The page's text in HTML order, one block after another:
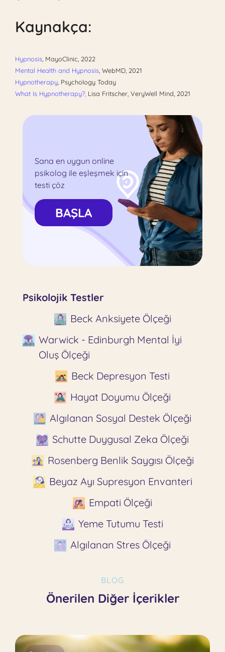
Kaynakça:
Hypnosis MayoClinic, 2022
Mental Health and Hypnosis WebMD, 2021
Hypnotherapy , Psychology Today
What Is Hypnotherapy? Lisa Fritscher, VeryWell Mind, 2021
Sana en uygun online
psikolog ile eşleşmek için
testi çöz
BAŞLA
Psikolojik Testler
Beck Anksiyete Ölçeği
Warwick - Edinburgh Mental İyi
Oluş Ölçeği
Beck Depresyon Testi
Hayat Doyumu Ölçeği
Algılanan Sosyal Destek Ölçeği
Schutte Duygusal Zeka Ölçeği
Rosenberg Benlik Saygısı Ölçeği
Beyaz Ayı Supresyon Envanteri
Empati Ölçeği
Yeme Tutumu Testi
Algılanan Stres Ölçeği
BLOG
Önerilen Diğer İçerikler